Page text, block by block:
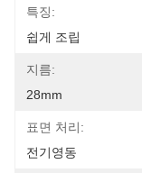
특징:
쉽게 조립
지름:
28mm
표면 처리:
전기영동